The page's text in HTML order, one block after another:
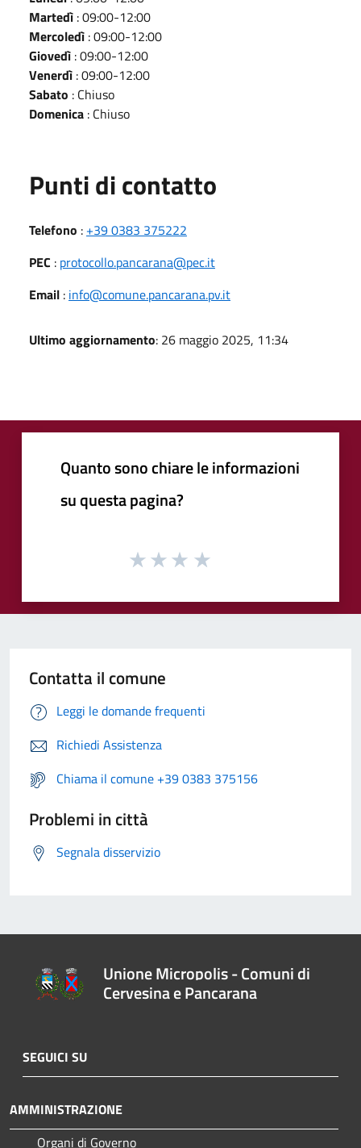
Martedì : 09:00-12:00
Mercoledì : 09:00-12:00
Giovedì : 09:00-12:00
Venerdì : 09:00-12:00
Sabato : Chiuso
Domenica : Chiuso
Punti di contatto
Telefono : +39 0383 375222
PEC : protocollo.pancarana@pec.it
Email : info@comune.pancarana.pv.it
Ultimo aggiornamento: 26 maggio 2025, 11:34
Quanto sono chiare le informazioni
su questa pagina?
Contatta il comune
Leggi le domande frequenti
Richiedi Assistenza
Chiama il comune +39 0383 375156
Problemi in città
Segnala disservizio
Unione Micropolis - Comuni di
Cervesina e Pancarana
SEGUICI SU
AMMINISTRAZIONE
Organi di Governo